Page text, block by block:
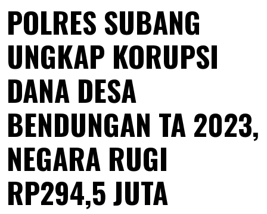
POLRES SUBANG
UNGKAP KORUPSI
DANA DESA
BENDUNGAN TA 2023,
NEGARA RUGI
RP294,5 JUTA